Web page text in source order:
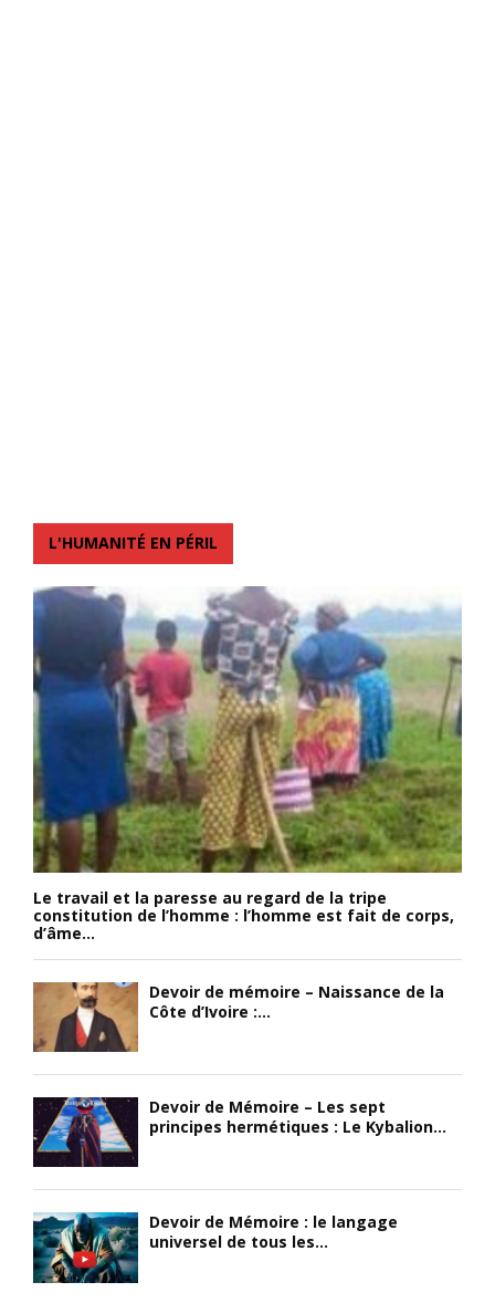
L'HUMANITÉ EN PÉRIL
Le travail et la paresse au regard de la tripe
constitution de l’homme : l’homme est fait de corps,
d’âme...
Devoir de mémoire – Naissance de la
Côte d’Ivoire :...
Devoir de Mémoire – Les sept
principes hermétiques : Le Kybalion...
Devoir de Mémoire : le langage
universel de tous les...